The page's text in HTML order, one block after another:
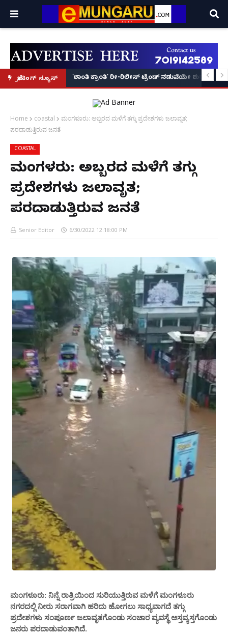
ಬ್ರೇಕಿಂಗ್ ನ್ಯೂಸ್
ತಪಾಸಣೆಗೆ ಕಮಿಷನರ್ ರೆಡ್ಡಿ ಶ್ಲಾಘನೆ!
ನಡೆಸಿ ಬಿಹಾರಕ್ಕೆ ಪರಾರಿಯಾಗಿದ್ದ ಪತಿ ಬಂಧನ'ಶಾಂತಿ ಕ್ರಾಂತಿ' ರೀ-ರಿಲೀಸ್ ಟ್ರೆಂಡ್ ನಡುವೆಯೇ
Home coastal
ಮಂಗಳೂರು: ಅಬ್ಬರದ ಮಳೆಗೆ ತಗ್ಗು ಪ್ರದೇಶಗಳು ಜಲಾವೃತ;
ಪರದಾಡುತ್ತಿರುವ ಜನತೆ
COASTAL
ಮಂಗಳೂರು: ಅಬ್ಬರದ ಮಳೆಗೆ ತಗ್ಗು
ಪ್ರದೇಶಗಳು ಜಲಾವೃತ;
ಪರದಾಡುತ್ತಿರುವ ಜನತೆ
Senior Editor 6/30/2022 12:18:00 PM
ಮಂಗಳೂರು: ನಿನ್ನೆ ರಾತ್ರಿಯಿಂದ ಸುರಿಯುತ್ತಿರುವ ಮಳೆಗೆ ಮಂಗಳೂರು
ನಗರದಲ್ಲಿ ನೀರು ಸರಾಗವಾಗಿ ಹರಿದು ಹೋಗಲು ಸಾಧ್ಯವಾಗದೆ ತಗ್ಗು
ಪ್ರದೇಶಗಳು ಸಂಪೂರ್ಣ ಜಲಾವೃತಗೊಂಡು ಸಂಚಾರ ವ್ಯವಸ್ಥೆ ಅಸ್ತವ್ಯಸ್ತಗೊಂಡು
ಜನರು ಪರದಾಡುವಂತಾಗಿದೆ.